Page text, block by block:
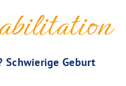
Schwierige Geburt